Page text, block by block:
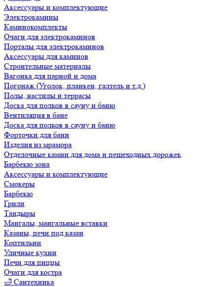
Аксессуары и комплектующие
Электрокамины
Каминокомплекты
Очаги для электрокаминов
Порталы для электрокаминов
Аксессуары для каминов
Строительные материалы
Вагонка для парной и дома
Погонаж (Уголок, планкен, галтель и т.д.)
Полы, настилы и террасы
Доска для полков в сауну и баню
Вентиляция в бане
Доска для полков в сауну и баню
Форточки для бани
Изделия из мрамора
Отделочные камни для дома и пешеходных дорожек
Барбекю зона
Аксессуары и комплектующие
Смокеры
Барбекю
Грили
Тандыры
Мангалы, мангальные вставки
Казаны, печи под казан
Коптильни
Уличные кухни
Печи для пиццы
Очаги для костра
🛁 Сантехника